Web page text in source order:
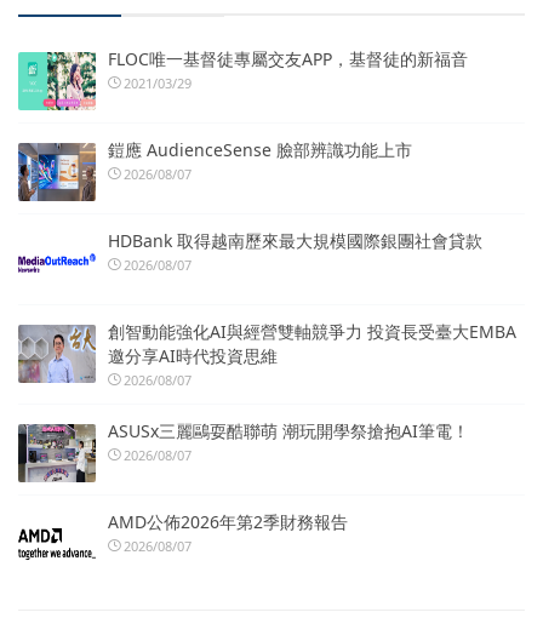
FLOC唯一基督徒專屬交友APP，基督徒的新福音
2021/03/29
鎧應 AudienceSense 臉部辨識功能上市
2026/08/07
HDBank 取得越南歷來最大規模國際銀團社會貸款
2026/08/07
創智動能強化AI與經營雙軸競爭力 投資長受臺大EMBA
邀分享AI時代投資思維
2026/08/07
ASUSx三麗鷗耍酷聯萌 潮玩開學祭搶抱AI筆電！
2026/08/07
AMD公佈2026年第2季財務報告
2026/08/07